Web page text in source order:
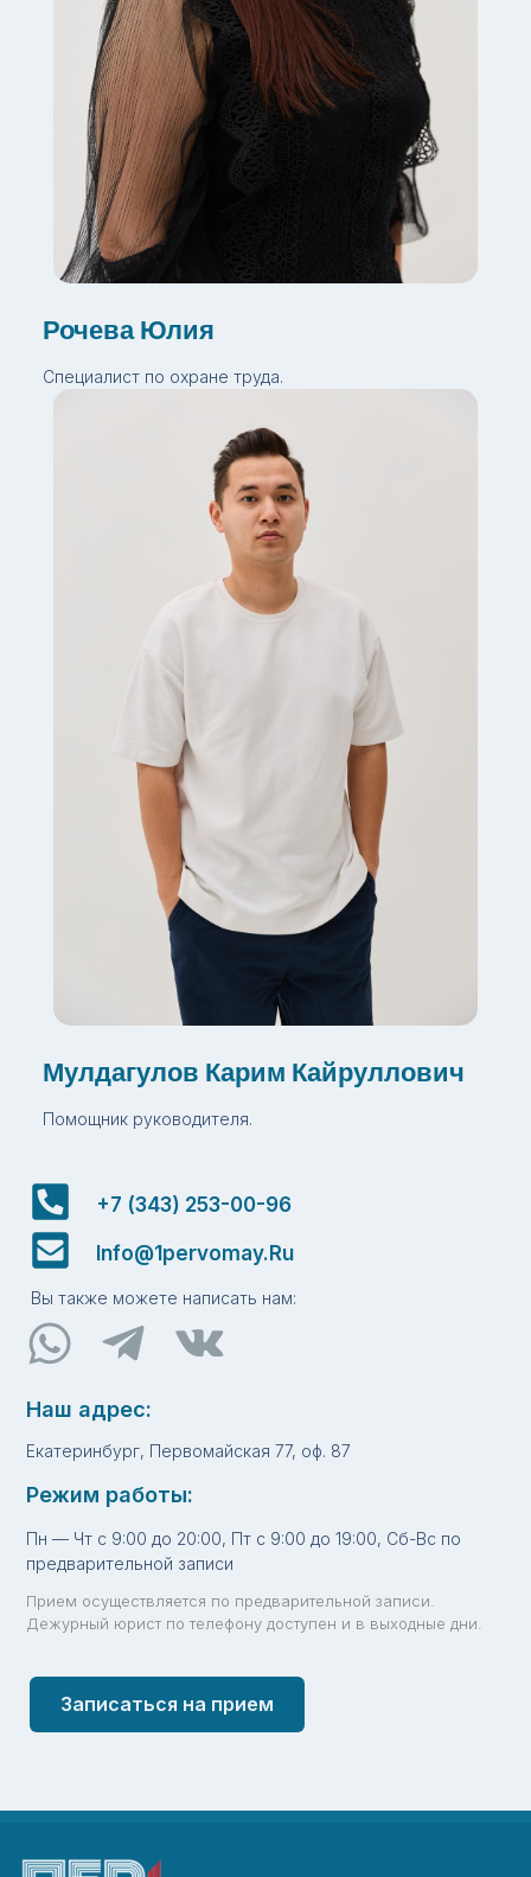
Рочева Юлия
Специалист по охране труда.
Мулдагулов Карим Кайруллович​
Помощник руководителя.
+7 (343) 253-00-96
Info@1pervomay.ru
Вы также можете написать нам:
Наш адрес:
Екатеринбург, Первомайская 77, оф. 87
Режим работы:
Пн — Чт с 9:00 до 20:00, Пт с 9:00 до 19:00, Сб-Вс по
предварительной записи
Прием осуществляется по предварительной записи.
Дежурный юрист по телефону доступен и в выходные дни.
Записаться на прием